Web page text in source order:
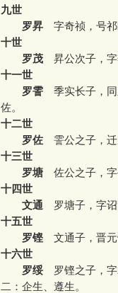
九世
罗昇 字奇祯，号祁
十世
罗茂 昇公次子，字
十一世
罗霅 季实长子，同
佐。
十二世
罗佐 霅公之子，迁
十三世
罗塘 佐公之子，字
十四世
文通 罗塘子，字诏
十五世
罗铿 文通子，晋元
十六世
罗绥 罗铿之子，字
二：企生、遵生。